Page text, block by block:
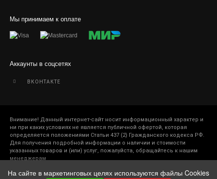
Мы принимаем к оплате
Аккаунты в соцсетях
ВКОНТАКТЕ
Внимание! Данный интернет-сайт носит информационный характер и
ни при каких условиях не является публичной офертой, которая
определяется положениями Статьи 437 (2) Гражданского кодекса РФ.
Для получения подробной информации о наличии и стоимости
указанных товаров и (или) услуг, пожалуйста, обращайтесь к нашим
менеджерам
На сайте в маркетинговых целях используются файлы Cookies